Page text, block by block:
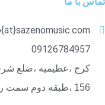
09126784957
کرج ،عظیمیه ،ضلع
156 ،طبقه دوم سمت راست